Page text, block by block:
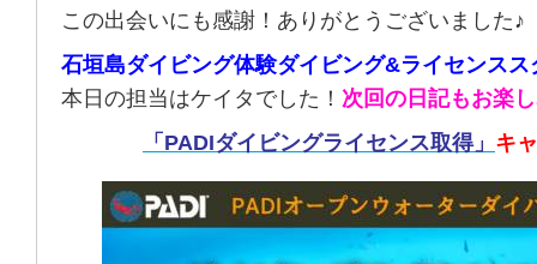
この出会いにも感謝！ありがとうございました♪
石垣島ダイビング体験ダイビング&ライセンスス
本日の担当はケイタでした！ 次回の日記もお楽
「PADIダイビングライセンス取得」 キ